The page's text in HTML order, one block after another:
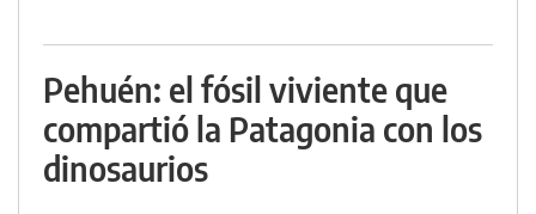
Pehuén: el fósil viviente que
compartió la Patagonia con los
dinosaurios